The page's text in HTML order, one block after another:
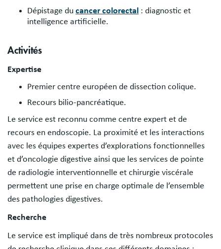
Dépistage du cancer colorectal : diagnostic et
intelligence artificielle.
Activités
Expertise
Premier centre européen de dissection colique.
Recours bilio-pancréatique.
Le service est reconnu comme centre expert et de
recours en endoscopie. La proximité et les interactions
avec les équipes expertes d’explorations fonctionnelles
et d’oncologie digestive ainsi que les services de pointe
de radiologie interventionnelle et chirurgie viscérale
permettent une prise en charge optimale de l’ensemble
des pathologies digestives.
Recherche
Le service est impliqué dans de très nombreux protocoles